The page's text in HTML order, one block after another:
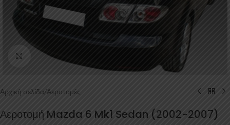
Κάντε κλικ για μεγέθυνση
Αρχική σελίδα/Αεροτομές
Αεροτομή Mazda 6 Mk1 Sedan (2002-2007)